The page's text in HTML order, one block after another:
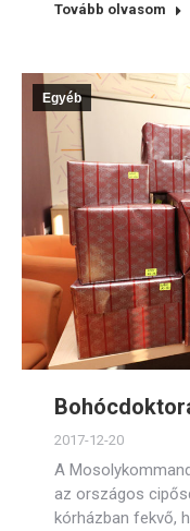
Tovább olvasom
Egyéb
2017-12-20
A
az országos
kórházban fekvő,